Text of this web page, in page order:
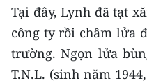
Video
Media Chính trị
Media Kinh tế
Tại đây, Lynh đã tạt
công ty rồi châm lửa
trường. Ngọn lửa
T.N.L. (sinh năm